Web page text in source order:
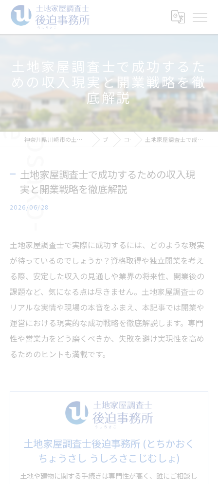
土地家屋調査士で成功するた
めの収入現実と開業戦略を徹
底解説
神奈川県川崎市の土地家屋調査士なら土地家屋調査士後迫事務所 ブログ コラム 土地家屋調査士で成功するための収入現実と開業戦略を徹底解説
土地家屋調査士で成功するための収入現
実と開業戦略を徹底解説
2026/06/28
土地家屋調査士で実際に成功するには、どのような現実
が待っているのでしょうか？資格取得や独立開業を考え
る際、安定した収入の見通しや業界の将来性、開業後の
課題など、気になる点は尽きません。土地家屋調査士の
リアルな実情や現場の本音をふまえ、本記事では開業や
運営における現実的な成功戦略を徹底解説します。専門
性や営業力をどう磨くべきか、失敗を避け実現性を高め
るためのヒントも満載です。
土地家屋調査士後迫事務所 (とちかおく
ちょうさし うしろさこじむしょ)
土地や建物に関する手続きは専門性が高く、誰にご相談し